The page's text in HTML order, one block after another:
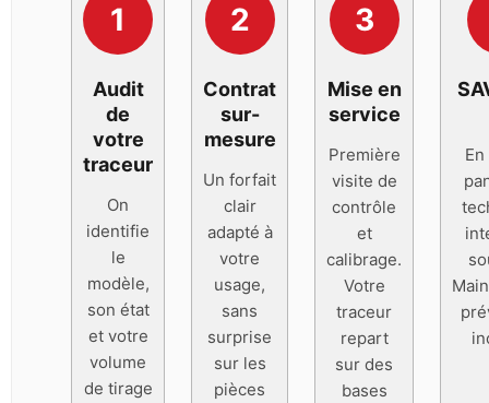
1
Audit
de
votre
traceur
On
identifie
le
modèle,
son état
et votre
volume
de tirage
2
Contrat
sur-
mesure
Un forfait
clair
adapté à
votre
usage,
sans
surprise
sur les
pièces
3
Mise en
service
Première
visite de
contrôle
et
calibrage.
Votre
traceur
repart
sur des
bases